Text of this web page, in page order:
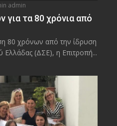
admin
τα 80 χρόνια από
80 χρόνων από την ίδρυση
Ελλάδας (ΔΣΕ), η Επιτροπή...